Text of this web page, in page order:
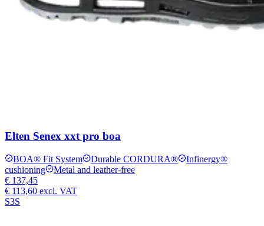
Elten Senex xxt pro boa
BOA® Fit System Durable CORDURA®
Infinergy®
cushioning
Metal and leather-free
€ 137,45
€ 113,60 excl. VAT
S3S